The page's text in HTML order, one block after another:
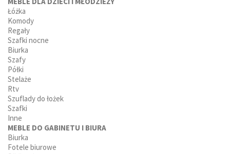
Łóżka
Komody
Regały
Szafki nocne
Biurka
Szafy
Półki
Stelaże
Rtv
Szuflady do łożek
Szafki
Inne
MEBLE DO GABINETU I BIURA
Biurka
Fotele biurowe